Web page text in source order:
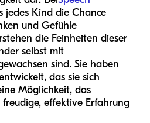
jedes Kind die Chance
und Gefühle
die Feinheiten dieser
selbst mit
sind. Sie haben
das sie sich
Möglichkeit, das
effektive Erfahrung